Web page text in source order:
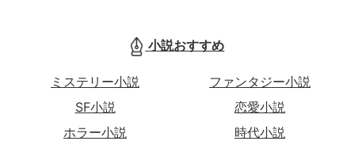
小説おすすめ
ミステリー小説
ファンタジー小説
SF小説
恋愛小説
ホラー小説
時代小説